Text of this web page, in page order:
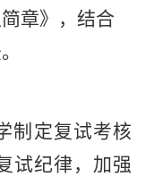
章》，结合
制定复试考核
试纪律，加强